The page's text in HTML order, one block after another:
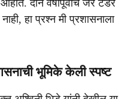
दोन वर्षांपूर्वीच जर टेंडर
हा प्रश्न मी प्रशासनाला
भूमिके केली स्पष्ट